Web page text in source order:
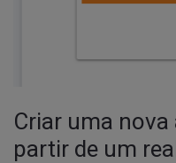
Criar uma
partir de um